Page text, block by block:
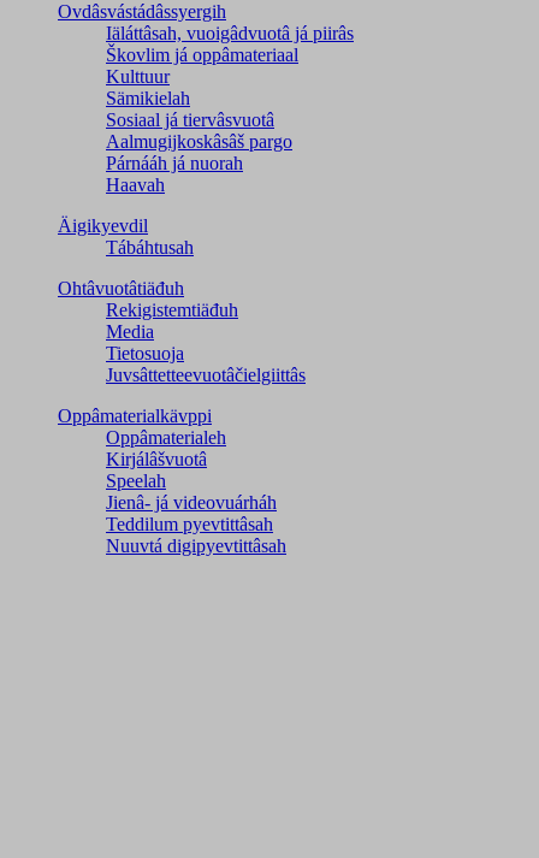
Ovdâsvástádâssyergih
Iäláttâsah, vuoigâdvuotâ já piirâs
Škovlim já oppâmateriaal
Kulttuur
Sämikielah
Sosiaal já tiervâsvuotâ
Aalmugijkoskâsâš pargo
Párnááh já nuorah
Haavah
Äigikyevdil
Tábáhtusah
Ohtâvuotâtiäđuh
Rekigistemtiäđuh
Media
Tietosuoja
Juvsâttetteevuotâčielgiittâs
Oppâmaterialkävppi
Oppâmaterialeh
Kirjálâšvuotâ
Speelah
Jienâ- já videovuárháh
Teddilum pyevtittâsah
Nuuvtá digipyevtittâsah